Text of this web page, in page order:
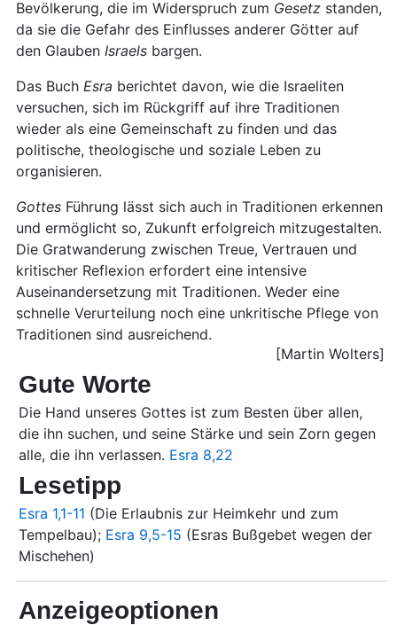
Bevölkerung, die im Widerspruch zum Gesetz standen,
da sie die Gefahr des Einflusses anderer Götter auf
den Glauben Israels bargen.
Das Buch Esra berichtet davon, wie die Israeliten
versuchen, sich im Rückgriff auf ihre Traditionen
wieder als eine Gemeinschaft zu finden und das
politische, theologische und soziale Leben zu
organisieren.
Gottes Führung lässt sich auch in Traditionen erkennen
und ermöglicht so, Zukunft erfolgreich mitzugestalten.
Die Gratwanderung zwischen Treue, Vertrauen und
kritischer Reflexion erfordert eine intensive
Auseinandersetzung mit Traditionen. Weder eine
schnelle Verurteilung noch eine unkritische Pflege von
Traditionen sind ausreichend.
[Martin Wolters]
Gute Worte
Die Hand unseres Gottes ist zum Besten über allen,
die ihn suchen, und seine Stärke und sein Zorn gegen
alle, die ihn verlassen. Esra 8,22
Lesetipp
Esra 1,1-11 (Die Erlaubnis zur Heimkehr und zum
Tempelbau); Esra 9,5-15 (Esras Bußgebet wegen der
Mischehen)
Anzeigeoptionen